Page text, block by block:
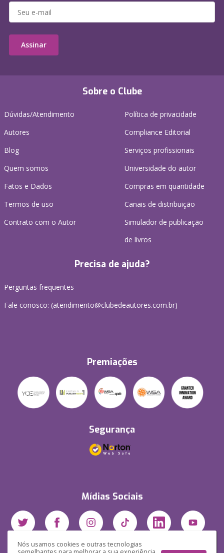
Nós usamos cookies e outras tecnologias
Sobre o Clube
Dúvidas/Atendimento
Autores
Blog
Quem somos
Fatos e Dados
Termos de uso
Contrato com o Autor
Política de privacidade
Compliance Editorial
Serviços profissionais
Universidade do autor
Compras em quantidade
Canais de distribuição
Simulador de publicação
de livros
Precisa de ajuda?
Perguntas frequentes
Fale conosco: (atendimento@clubedeautores.com.br)
Premiações
Segurança
Mídias Sociais
Assinar